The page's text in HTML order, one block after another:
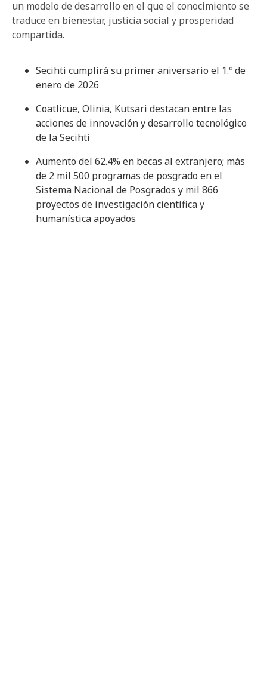
un modelo de desarrollo en el que el conocimiento se
traduce en bienestar, justicia social y prosperidad
compartida.
Secihti cumplirá su primer aniversario el 1.º de
enero de 2026
Coatlicue, Olinia, Kutsari destacan entre las
acciones de innovación y desarrollo tecnológico
de la Secihti
Aumento del 62.4% en becas al extranjero; más
de 2 mil 500 programas de posgrado en el
Sistema Nacional de Posgrados y mil 866
proyectos de investigación científica y
humanística apoyados